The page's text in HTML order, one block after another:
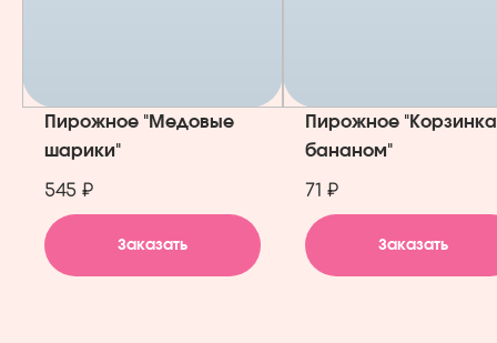
Пирожное "Медовые
шарики"
545 ₽
Заказать
Пирожное
бананом"
71 ₽
Заказать